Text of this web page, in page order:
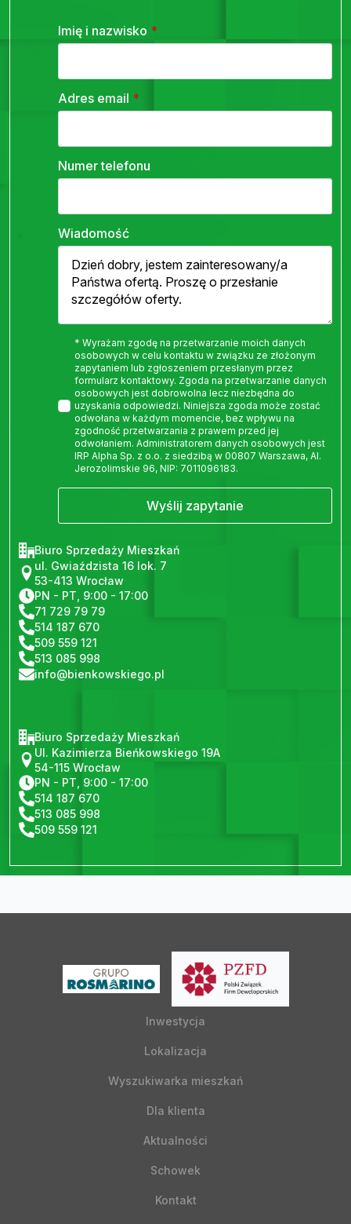
Imię i nazwisko *
Adres email *
Numer telefonu
Wiadomość
* Wyrażam zgodę na przetwarzanie moich danych
osobowych w celu kontaktu w związku ze złożonym
zapytaniem lub zgłoszeniem przesłanym przez
formularz kontaktowy. Zgoda na przetwarzanie danych
osobowych jest dobrowolna lecz niezbędna do
uzyskania odpowiedzi. Niniejsza zgoda może zostać
odwołana w każdym momencie, bez wpływu na
zgodność przetwarzania z prawem przed jej
odwołaniem. Administratorem danych osobowych jest
IRP Alpha Sp. z o.o. z siedzibą w 00807 Warszawa, Al.
Jerozolimskie 96, NIP: 7011096183.
Wyślij zapytanie
Biuro Sprzedaży Mieszkań
ul. Gwiaździsta 16 lok. 7
53-413 Wrocław
PN - PT, 9:00 - 17:00
71 729 79 79
514 187 670
509 559 121
513 085 998
info@bienkowskiego.pl
Biuro Sprzedaży Mieszkań
Ul. Kazimierza Bieńkowskiego 19A
54-115 Wrocław
PN - PT, 9:00 - 17:00
514 187 670
513 085 998
509 559 121
Inwestycja
Lokalizacja
Wyszukiwarka mieszkań
Dla klienta
Aktualności
Schowek
Kontakt